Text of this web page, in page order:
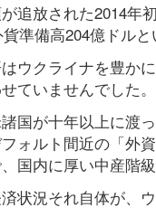
追放された2014年
準備高204億ドル
ウクライナを豊か
ていませんでした。
国が十年以上に渡
ォルト間近の「外
国内に厚い中産階
状況それ自体が、